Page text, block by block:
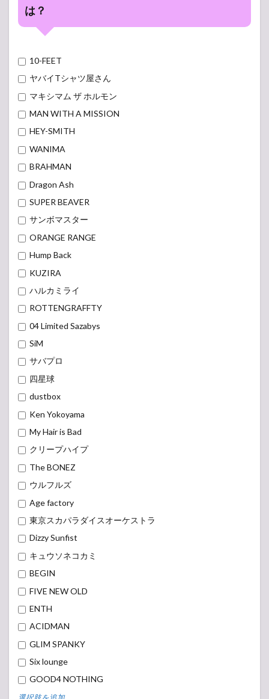
は？
10-FEET
ヤバイTシャツ屋さん
マキシマム ザ ホルモン
MAN WITH A MISSION
HEY-SMITH
WANIMA
BRAHMAN
Dragon Ash
SUPER BEAVER
サンボマスター
ORANGE RANGE
Hump Back
KUZIRA
ハルカミライ
ROTTENGRAFFTY
04 Limited Sazabys
SiM
サバプロ
四星球
dustbox
Ken Yokoyama
My Hair is Bad
クリープハイプ
The BONEZ
ウルフルズ
Age factory
東京スカパラダイスオーケストラ
Dizzy Sunfist
キュウソネコカミ
BEGIN
FIVE NEW OLD
ENTH
ACIDMAN
GLIM SPANKY
Six lounge
GOOD4 NOTHING